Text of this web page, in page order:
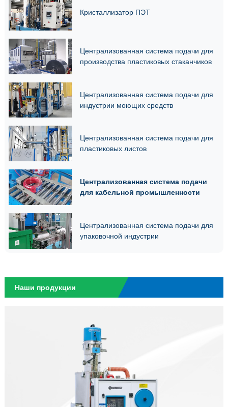
Кристаллизатор ПЭТ
Централизованная система подачи для
производства пластиковых стаканчиков
Централизованная система подачи для
индустрии моющих средств
Централизованная система подачи для
пластиковых листов
Централизованная система подачи
для кабельной промышленности
Централизованная система подачи для
упаковочной индустрии
Наши продукции